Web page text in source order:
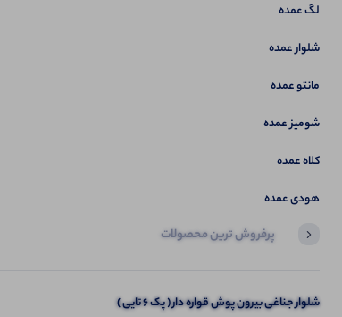
لگ عمده
شلوار عمده
مانتو عمده
شومیز عمده
کلاه عمده
هودی عمده
پرفروش ترین محصولات
آخرین محصولاتی که بازدید کردید
شلوار جناغی بیرون پوش قواره دار ( پک 6 تایی )
تاپ حلقه ای قواره بزرررررگ (پک 6 عددی)